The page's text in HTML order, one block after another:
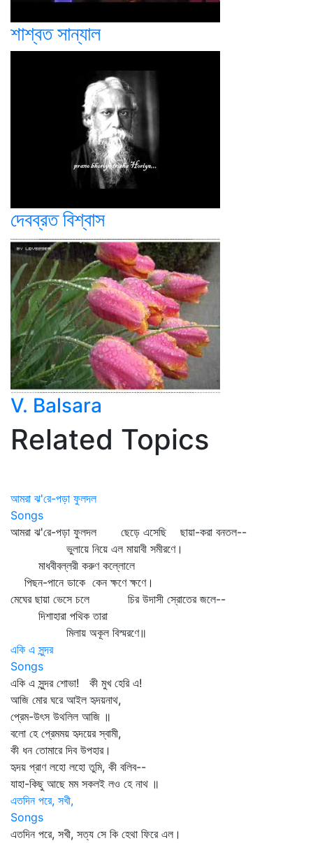
শাশ্বত সান্যাল
দেবব্রত বিশ্বাস
V. Balsara
Related Topics
আমরা ঝ'রে-পড়া ফুলদল
Songs
আমরা ঝ'রে-পড়া ফুলদল ছেড়ে এসেছি ছায়া-করা বনতল--
ভুলায়ে নিয়ে এল মায়াবী সমীরণে।
মাধবীবল্লরী করুণ কল্লোলে
পিছন-পানে ডাকে কেন ক্ষণে ক্ষণে।
মেঘের ছায়া ভেসে চলে চির উদাসী স্রোতের জলে--
দিশাহারা পথিক তারা
মিলায় অকূল বিস্মরণে॥
একি এ সুন্দর
Songs
একি এ সুন্দর শোভা! কী মুখ হেরি এ!
আজি মোর ঘরে আইল হৃদয়নাথ,
প্রেম-উৎস উথলিল আজি ॥
বলো হে প্রেমময় হৃদয়ের স্বামী,
কী ধন তোমারে দিব উপহার।
হৃদয় প্রাণ লহো লহো তুমি, কী বলিব--
যাহা-কিছু আছে মম সকলই লও হে নাথ ॥
এতদিন পরে, সখী,
Songs
এতদিন পরে, সখী, সত্য সে কি হেথা ফিরে এল।